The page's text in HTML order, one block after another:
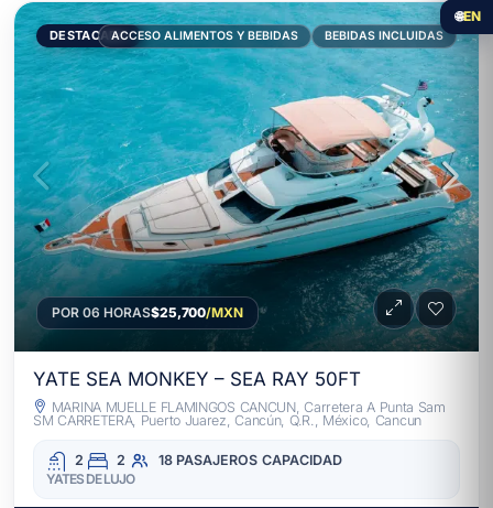
DESTACADOACCESO ALIMENTOS Y BEBIDAS BEBIDAS INCLUIDAS
POR 06 HORAS$25,700/MXN
YATE SEA MONKEY – SEA RAY 50FT
MARINA MUELLE FLAMINGOS CANCUN, Carretera A Punta Sam
SM CARRETERA, Puerto Juarez, Cancún, Q.R., México, Cancun
2 2 18 PASAJEROS CAPACIDAD
YATES DE LUJO
🌐EN